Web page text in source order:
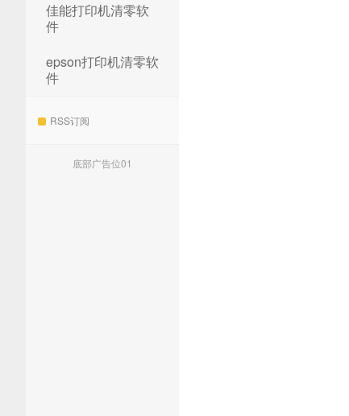
佳能打印机清零软
件
epson打印机清零软
件
RSS订阅
底部广告位01